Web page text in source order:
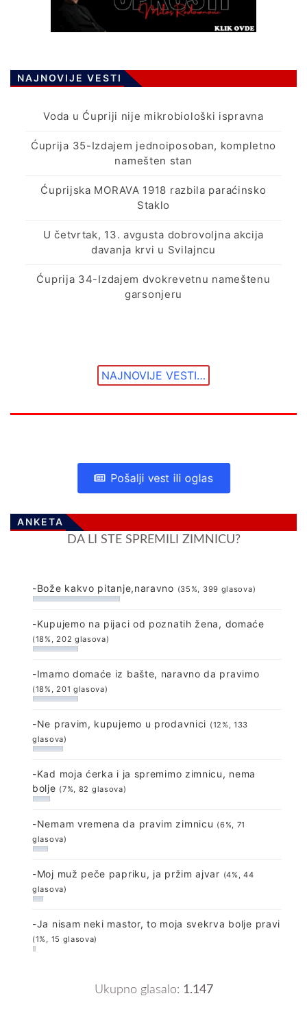
NAJNOVIJE VESTI
Voda u Ćupriji nije mikrobiološki ispravna
Ćuprija 35-Izdajem jednoiposoban, kompletno
namešten stan
Ćuprijska MORAVA 1918 razbila paraćinsko
Staklo
U četvrtak, 13. avgusta dobrovoljna akcija
davanja krvi u Svilajncu
Ćuprija 34-Izdajem dvokrevetnu nameštenu
garsonjeru
NAJNOVIJE VESTI…
Pošalji vest ili oglas
ANKETA
DA LI STE SPREMILI ZIMNICU?
-Bože kakvo pitanje,naravno (35%, 399 glasova)
-Kupujemo na pijaci od poznatih žena, domaće
(18%, 202 glasova)
-Imamo domaće iz bašte, naravno da pravimo
(18%, 201 glasova)
-Ne pravim, kupujemo u prodavnici (12%, 133
glasova)
-Kad moja ćerka i ja spremimo zimnicu, nema
bolje (7%, 82 glasova)
-Nemam vremena da pravim zimnicu (6%, 71
glasova)
-Moj muž peče papriku, ja pržim ajvar (4%, 44
glasova)
-Ja nisam neki mastor, to moja svekrva bolje pravi
(1%, 15 glasova)
Ukupno glasalo: 1.147